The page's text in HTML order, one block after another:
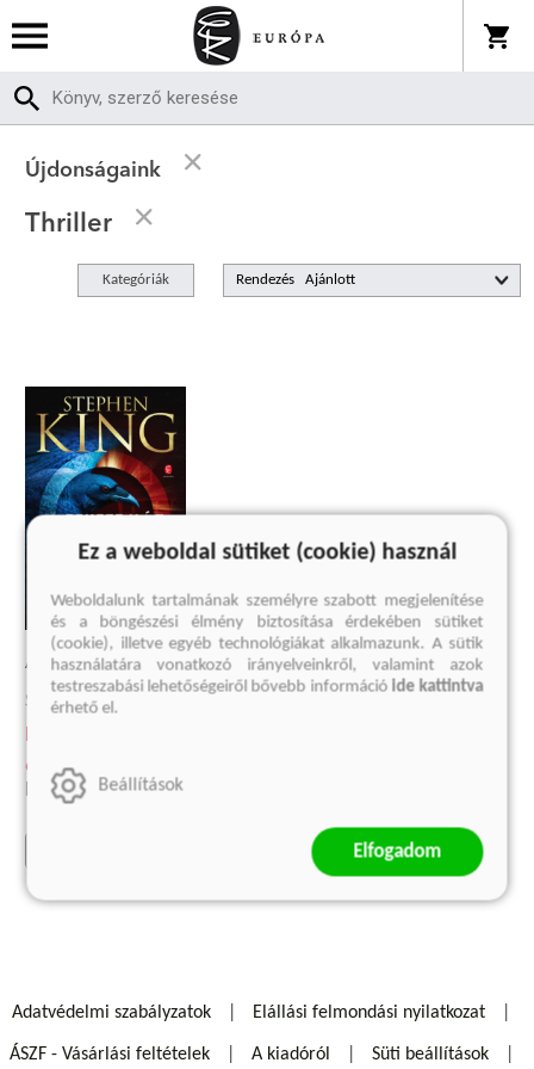
Újdonságaink
Thriller
Kategóriák Rendezés
A FEKETE HÁZ
Stephen King, Peter Straub
Kötött ár:
6 299 Ft
Eredeti ár:6 999 Ft
Adatvédelmi szabályzatok Elállási felmondási nyilatkozat
ÁSZF - Vásárlási feltételek A kiadóról Süti beállítások
Ez a weboldal sütiket (cookie) használ
Weboldalunk tartalmának személyre szabott megjelenítése
és a böngészési élmény biztosítása érdekében sütiket
(cookie), illetve egyéb technológiákat alkalmazunk. A sütik
használatára vonatkozó irányelveinkről, valamint azok
testreszabási lehetőségeiről bővebb információ ide kattintva
érhető el.
Beállítások
Elfogadom